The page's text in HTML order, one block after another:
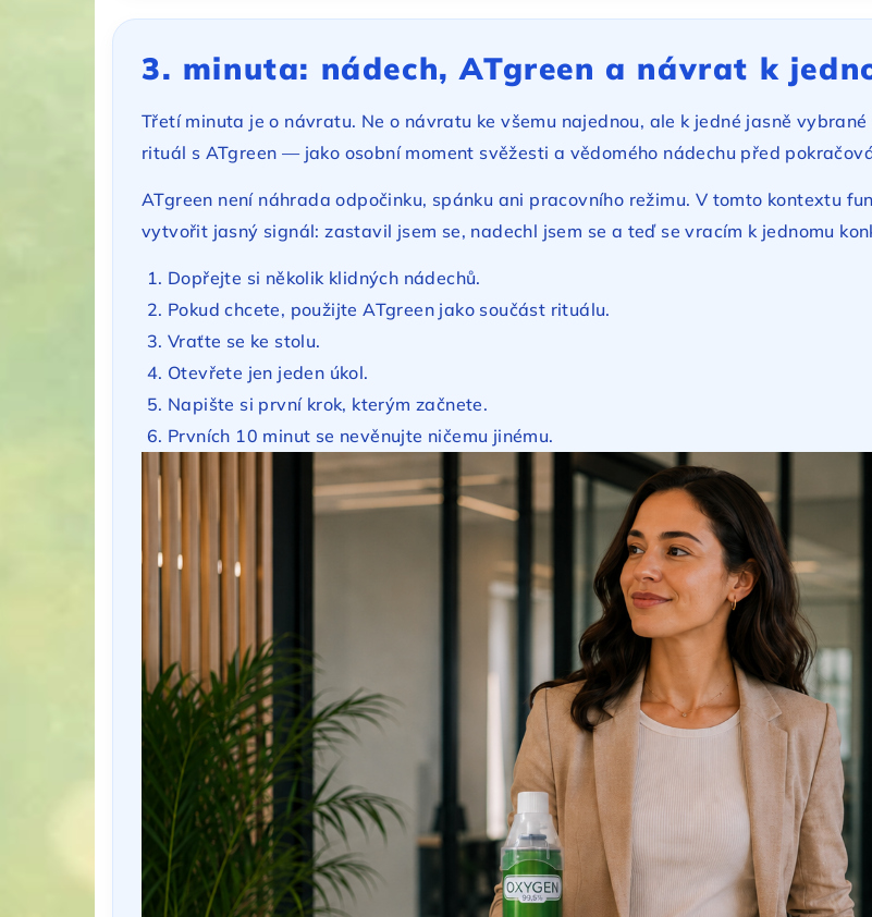
3. minuta: nádech, ATgreen a návrat k
Třetí minuta je o návratu. Ne o návratu ke všemu najednou, ale k jedné jasně
rituál s ATgreen — jako osobní moment svěžesti a vědomého nádechu před
ATgreen není náhrada odpočinku, spánku ani pracovního režimu. V tomto kontextu
vytvořit jasný signál: zastavil jsem se, nadechl jsem se a teď se vracím k jednomu
Dopřejte si několik klidných nádechů.
Pokud chcete, použijte ATgreen jako součást rituálu.
Vraťte se ke stolu.
Otevřete jen jeden úkol.
Napište si první krok, kterým začnete.
Prvních 10 minut se nevěnujte ničemu jinému.